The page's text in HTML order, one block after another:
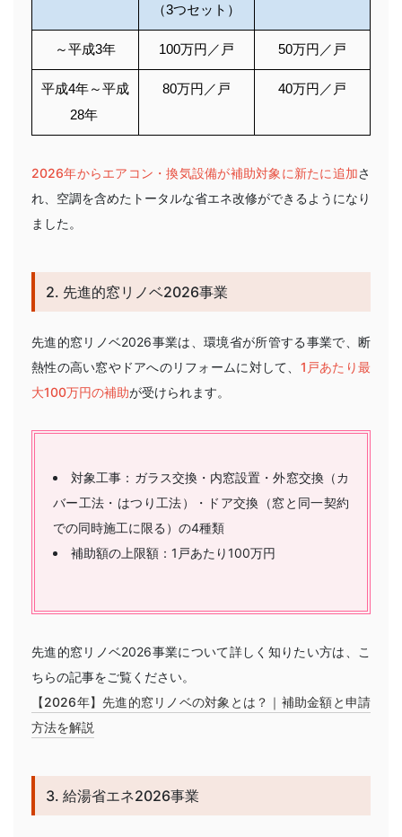
（3つセット）
～平成3年 100万円／戸 50万円／戸
平成4年～平成
28年
80万円／戸 40万円／戸
2026年からエアコン・換気設備が補助対象に新たに追加さ
れ、空調を含めたトータルな省エネ改修ができるようになり
ました。
2. 先進的窓リノベ2026事業
先進的窓リノベ2026事業は、環境省が所管する事業で、断
熱性の高い窓やドアへのリフォームに対して、 1戸あたり最
大100万円の補助が受けられます。
対象工事：ガラス交換・内窓設置・外窓交換（カ
バー工法・はつり工法）・ドア交換（窓と同一契約
での同時施工に限る）の4種類
補助額の上限額：1戸あたり100万円
先進的窓リノベ2026事業について詳しく知りたい方は、こ
ちらの記事をご覧ください。
【2026年】先進的窓リノベの対象とは？｜補助金額と申請
方法を解説
3. 給湯省エネ2026事業